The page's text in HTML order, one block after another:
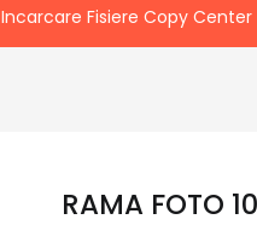
Incarcare Fisiere Copy Center
RAMA FOTO